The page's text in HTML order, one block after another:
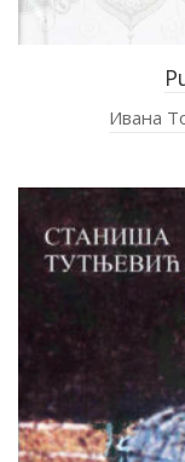
Ивана